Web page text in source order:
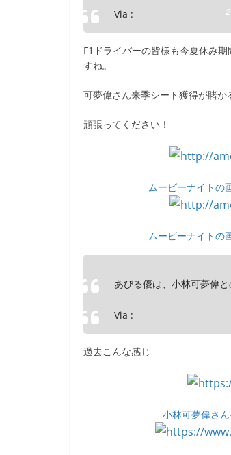
k
Via :
F1ドライバーの皆様も今夏休み
すね。
可夢偉さん来季シート獲得が賭
頑張ってください！
ムービーナイト
ムービーナイト
あびる優は、小林可夢偉
Via :
過去こんな感じ
小林可夢偉さ